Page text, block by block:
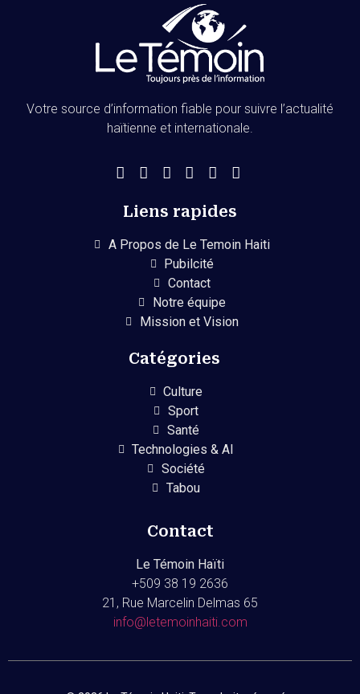
Votre source d’information fiable pour suivre l’actualité
haïtienne et internationale.
Liens rapides
A Propos de Le Temoin Haiti
Pubilcité
Contact
Notre équipe
Mission et Vision
Catégories
Culture
Sport
Santé
Technologies & AI
Société
Tabou
Contact
Le Témoin Haïti
+509 38 19 2636
21, Rue Marcelin Delmas 65
info@letemoinhaiti.com